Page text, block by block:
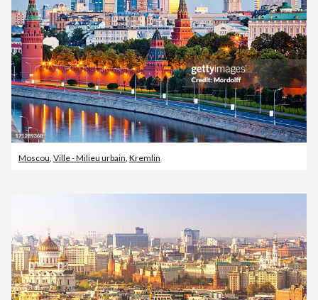
Moscou Ville - Milieu urbain Kremlin